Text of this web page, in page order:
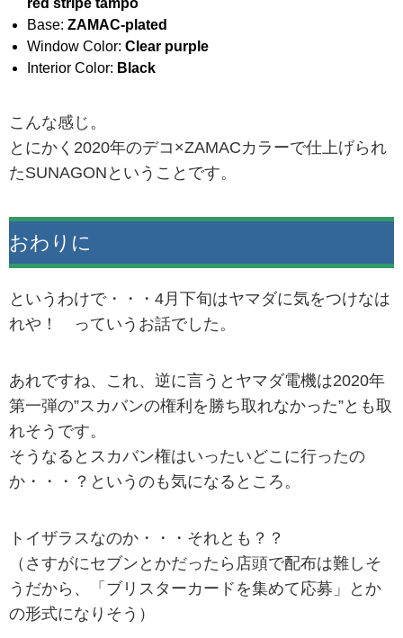
red stripe tampo
Base: ZAMAC-plated
Window Color: Clear purple
Interior Color: Black
こんな感じ。
とにかく2020年のデコ×ZAMACカラーで仕上げられ
たSUNAGONということです。
おわりに
というわけで・・・4月下旬はヤマダに気をつけなは
れや！ っていうお話でした。
あれですね、これ、逆に言うとヤマダ電機は2020年
第一弾の”スカバンの権利を勝ち取れなかった”とも取
れそうです。
そうなるとスカバン権はいったいどこに行ったの
か・・・？というのも気になるところ。
トイザラスなのか・・・それとも？？
（さすがにセブンとかだったら店頭で配布は難しそ
うだから、「ブリスターカードを集めて応募」とか
の形式になりそう）